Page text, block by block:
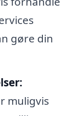
gøre din
muligvis